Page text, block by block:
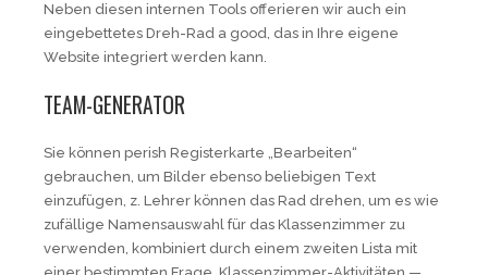
Neben diesen internen Tools offerieren wir auch ein
eingebettetes Dreh-Rad a good, das in Ihre eigene
Website integriert werden kann.
TEAM-GENERATOR
Sie können perish Registerkarte „Bearbeiten“
gebrauchen, um Bilder ebenso beliebigen Text
einzufügen, z. Lehrer können das Rad drehen, um es wie
zufällige Namensauswahl für das Klassenzimmer zu
verwenden, kombiniert durch einem zweiten Lista mit
einer bestimmten Frage. Klassenzimmer-Aktivitäten —